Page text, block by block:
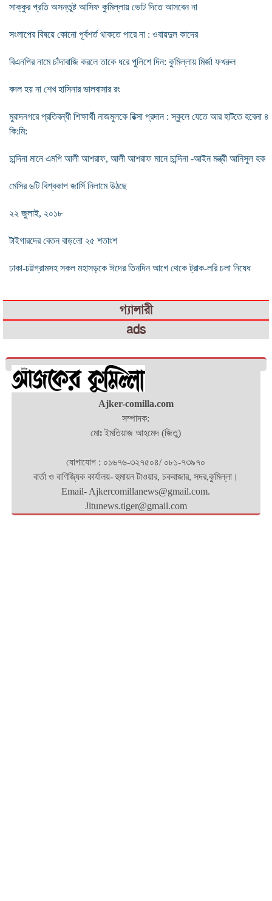
সাক্কুর প্রতি অসন্তুষ্ট আসিফ কুমিল্লায় ভোট দিতে আসবেন না
সংলাপের বিষয়ে কোনো পূর্বশর্ত থাকতে পারে না : ওবায়দুল কাদের
বিএনপির নামে চাঁদাবাজি করলে তাকে ধরে পুলিশে দিন: কুমিল্লায় মির্জা ফখরুল
বদল হয় না শেখ হাসিনার ভালবাসার রং
মুরাদনগরে প্রতিবন্ধী শিক্ষার্থী নাজমুলকে রিক্সা প্রদান : স্কুলে যেতে আর হাটতে হবেনা ৪
কি:মি:
চান্দিনা মানে এমপি আলী আশরাফ, আলী আশরাফ মানে চান্দিনা -আইন মন্ত্রী আনিসুল হক
মেসির ৬টি বিশ্বকাপ জার্সি নিলামে উঠছে
২২ জুলাই, ২০১৮
টাইগারদের বেতন বাড়লো ২৫ শতাংশ
ঢাকা-চট্টগ্রামসহ সকল মহাসড়কে ঈদের তিনদিন আগে থেকে ট্রাক-লরি চলা নিষেধ
গ্যালারী
ads
Ajker-comilla.com
সম্পাদক:
মোঃ ইমতিয়াজ আহমেদ (জিতু)
যোগাযোগ : ০১৬৭৬-৩২৭৫০৪/ ০৮১-৭৩৯৭০
বার্তা ও বাণিজ্যিক কার্যালয়- হুমায়ন টাওয়ার, চকবাজার, সদর,কুমিল্লা।
Email- Ajkercomillanews@gmail.com.
Jitunews.tiger@gmail.com